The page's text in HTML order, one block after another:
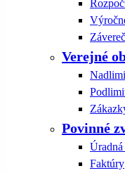
Verejné
Povinné
Faktúry